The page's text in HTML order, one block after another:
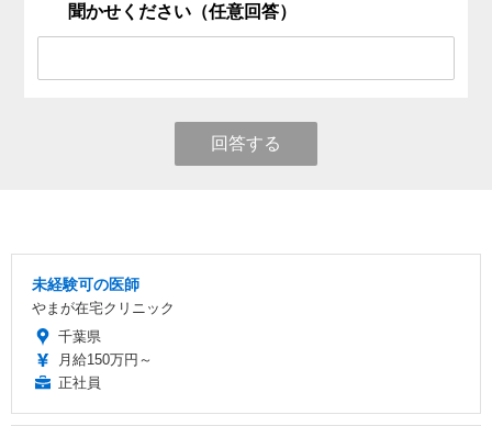
聞かせください（任意回答）
回答する
未経験可の医師
やまが在宅クリニック
千葉県
月給150万円～
正社員